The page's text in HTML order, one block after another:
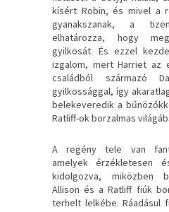
kísért Robin, és mivel a
gyanakszanak, a
elhatározza, hogy
gyilkosát. És ezzel
izgalom, mert Harriet az
családból származó
gyilkossággal, így
belekeveredik a
Ratliff-ok borzalmas
A regény tele van
amelyek érzékletesen
kidolgozva, miközben
Allison és a Ratliff fiúk
terhelt lelkébe. Ráadásul